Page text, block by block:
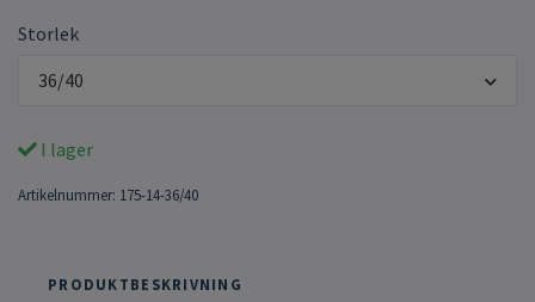
Storlek
36/40
I lager
Artikelnummer: 175-14-36/40
PRODUKTBESKRIVNING